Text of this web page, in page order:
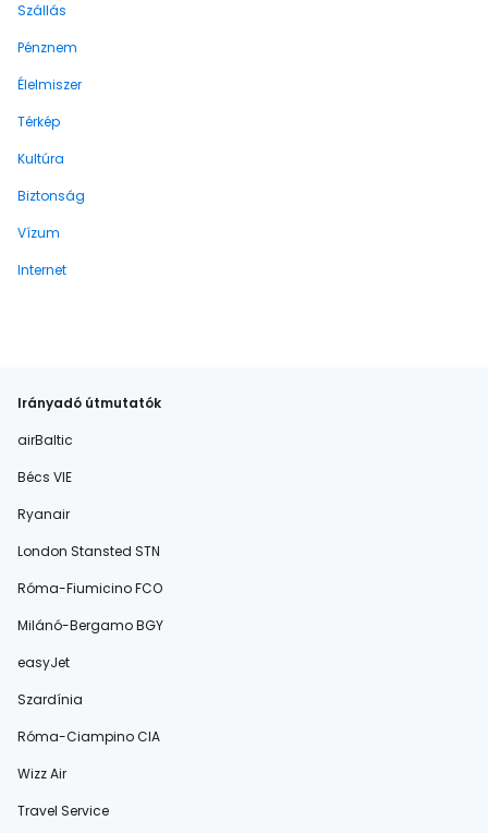
Szállás
Pénznem
Élelmiszer
Térkép
Kultúra
Biztonság
Vízum
Internet
Irányadó útmutatók
airBaltic
Bécs VIE
Ryanair
London Stansted STN
Róma-Fiumicino FCO
Milánó-Bergamo BGY
easyJet
Szardínia
Róma-Ciampino CIA
Wizz Air
Travel Service